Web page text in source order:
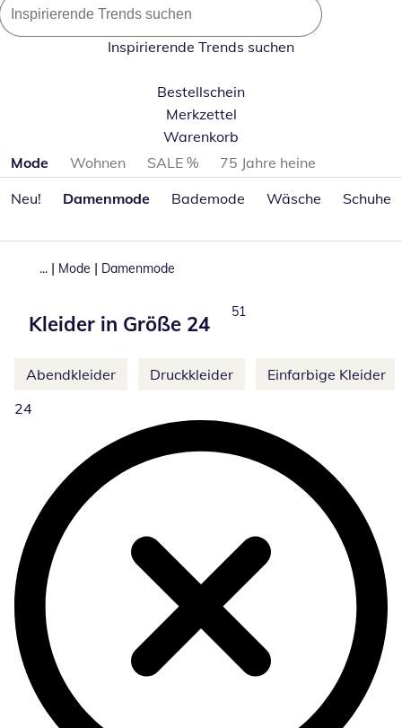
Inspirierende Trends suchen
Bestellschein
Merkzettel
Warenkorb
Produktkategorien überspringen
Mode Wohnen SALE %
75 Jahre heine
Neu!
Damenmode Bademode Wäsche Schuhe
... | Mode | Damenmode
Kleider in Größe 24
Produkte
51
Weitere Kategorien überspringen
Abendkleider Druckkleider
Einfarbige Kleider
24